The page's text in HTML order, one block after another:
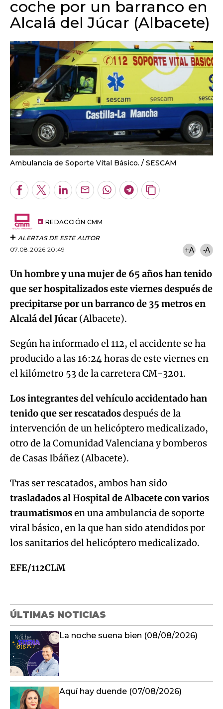
coche por un barranco en
Alcalá del Júcar (Albacete)
Ambulancia de Soporte Vital Básico. SESCAM
Facebook
TwitterLinkedInEnviarWhatsapp
Telegram
Copiar
REDACCIÓN CMM
ALERTAS DE ESTE AUTOR
07.08.2026 20:49
+A -A
Un hombre y una mujer de 65 años han tenido
que ser hospitalizados este viernes después de
precipitarse por un barranco de 35 metros en
Alcalá del Júcar(Albacete).
Según ha informado el 112, el accidente se ha
producido a las 16:24 horas de este viernes en
el kilómetro 53 de la carretera CM-3201.
Los integrantes del vehículo accidentado han
tenido que ser rescatadosdespués de la
intervención de un helicóptero medicalizado,
otro de la Comunidad Valenciana y bomberos
de Casas Ibáñez (Albacete).
Tras ser rescatados, ambos han sido
trasladados al Hospital de Albacete con varios
traumatismosen una ambulancia de soporte
viral básico, en la que han sido atendidos por
los sanitarios del helicóptero medicalizado.
EFE/112CLM
ÚLTIMAS NOTICIAS
La noche suena bien (08/08/2026)
Aquí hay duende (07/08/2026)